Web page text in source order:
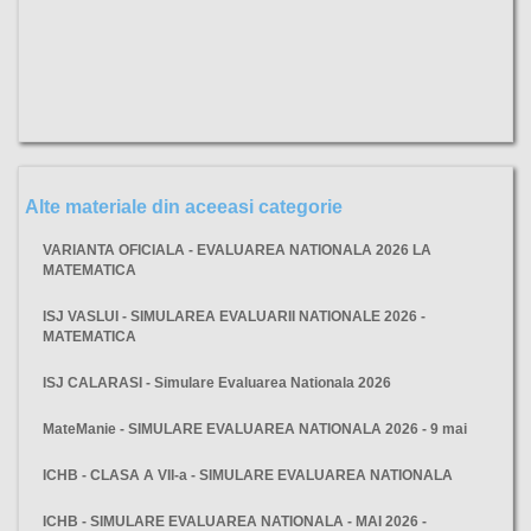
Alte materiale din aceeasi categorie
VARIANTA OFICIALA - EVALUAREA NATIONALA 2026 LA
MATEMATICA
ISJ VASLUI - SIMULAREA EVALUARII NATIONALE 2026 -
MATEMATICA
ISJ CALARASI - Simulare Evaluarea Nationala 2026
MateManie - SIMULARE EVALUAREA NATIONALA 2026 - 9 mai
ICHB - CLASA A VII-a - SIMULARE EVALUAREA NATIONALA
ICHB - SIMULARE EVALUAREA NATIONALA - MAI 2026 -